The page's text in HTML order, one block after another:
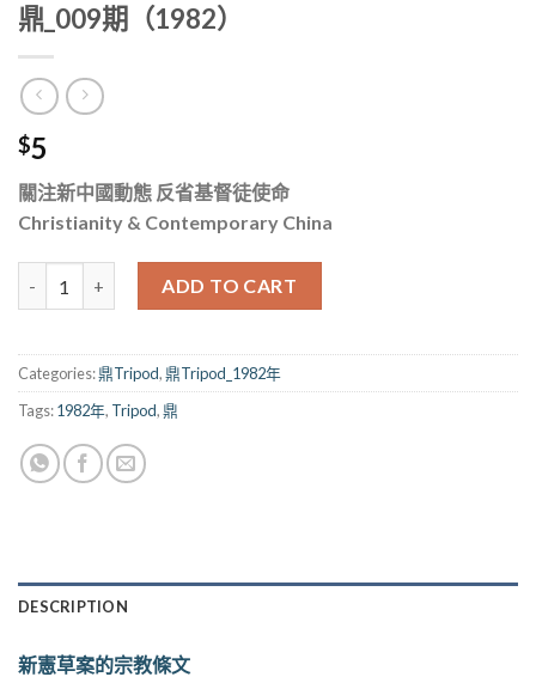
鼎_009期（1982）
$5
關注新中國動態 反省基督徒使命
Christianity & Contemporary China
ADD TO CART
Categories:鼎Tripod,鼎Tripod_1982年
Tags:1982年, Tripod,鼎
DESCRIPTION
新憲草案的宗教條文